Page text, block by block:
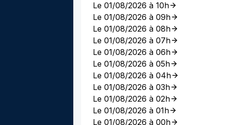
Le 01/08/2026 à 10h
Le 01/08/2026 à 09h
Le 01/08/2026 à 08h
Le 01/08/2026 à 07h
Le 01/08/2026 à 06h
Le 01/08/2026 à 05h
Le 01/08/2026 à 04h
Le 01/08/2026 à 03h
Le 01/08/2026 à 02h
Le 01/08/2026 à 01h
Le 01/08/2026 à 00h